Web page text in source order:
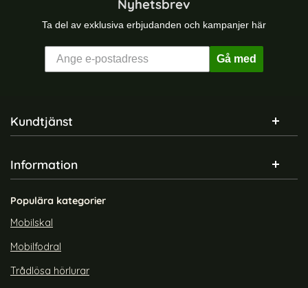
Nyhetsbrev
Ta del av exklusiva erbjudanden och kampanjer här
Gå med
Sidfot Blandad info och länkar
Kundtjänst
Information
Populära kategorier
Mobilskal
Mobilfodral
Trådlösa hörlurar